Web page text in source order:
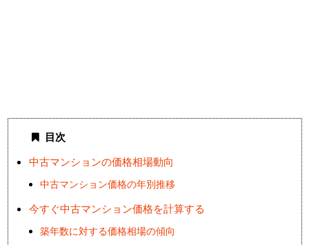
目次
中古マンションの価格相場動向
中古マンション価格の年別推移
今すぐ中古マンション価格を計算する
築年数に対する価格相場の傾向